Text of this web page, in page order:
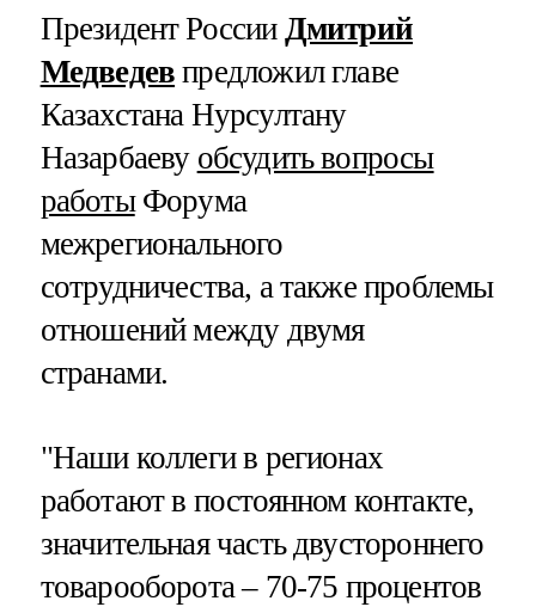
Президент России Дмитрий
Медведев предложил главе
Казахстана Нурсултану
Назарбаеву обсудить вопросы
работыФорума
межрегионального
сотрудничества, а также проблемы
отношений между двумя
странами.
"Наши коллеги в регионах
работают в постоянном контакте,
значительная часть двустороннего
товарооборота – 70-75 процентов